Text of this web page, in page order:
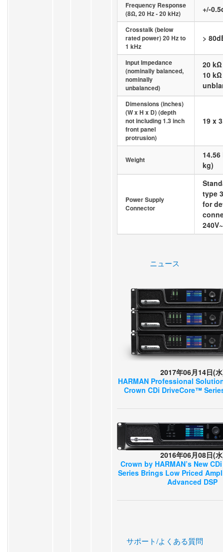
Frequency Response
(8Ω, 20 Hz - 20 kHz)
+/-
Crosstalk (below
rated power) 20 Hz to
1 kHz
>
Input Impedance
(nominally balanced,
nominally
unbalanced)
20
10 kΩ
Dimensions (inches)
(W x H x D) (depth
not including 1.3 inch
front panel
protrusion)
19 x
Weight
kg)
Power Supply
Connector
type
for
240V~
ニュース
2017年06月14日(
HARMAN Professional
Crown CDi DriveCore™
2016年06月08日(
Crown by HARMAN’s New
Series Brings Low Priced
Advanced DSP
サポート/よくある質問